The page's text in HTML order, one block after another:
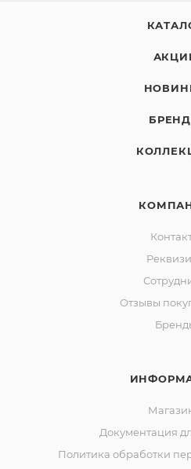
Отзывы
Документация
Политика обработки